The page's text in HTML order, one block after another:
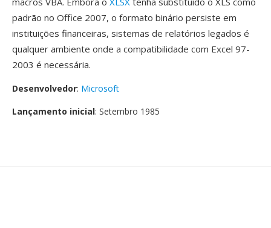
padrão no Office 2007, o formato binário persiste em
instituições financeiras, sistemas de relatórios legados é
qualquer ambiente onde a compatibilidade com Excel 97-
2003 é necessária.
Desenvolvedor: Microsoft
Lançamento inicial: Setembro 1985